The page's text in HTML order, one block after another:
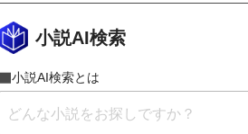
小説AI検索
小説AI検索とは